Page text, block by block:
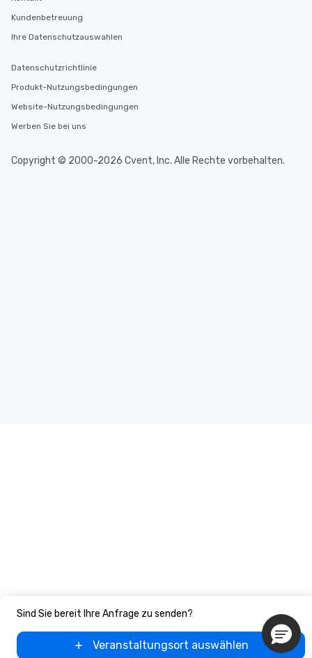
Sind Sie bereit Ihre Anfrage zu senden?
Veranstaltungsort auswählen
Kundenbetreuung
Ihre Datenschutzauswahlen
Datenschutzrichtlinie
Produkt-Nutzungsbedingungen
Website-Nutzungsbedingungen
Werben Sie bei uns
Copyright © 2000-2026 Cvent, Inc. Alle Rechte vorbehalten.